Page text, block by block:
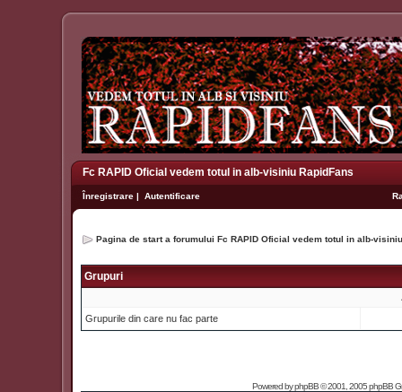
Fc RAPID Oficial vedem totul in alb-visiniu RapidFans
Înregistrare | Autentificare
Pagina de start a forumului Fc RAPID Oficial vedem totul in alb-
Grupuri
Grupurile din care nu fac parte
Powered byphpBB© 2001, 2005 phpBB